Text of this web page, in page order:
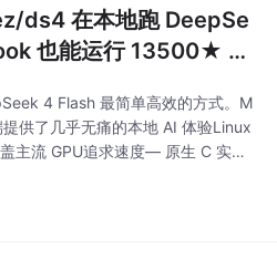
ds4 在本地跑 DeepSe
也能运行 13500★ 的
4 Flash 最简单高效的方式。M
供了几乎无痛的本地 AI 体验Linux
主流 GPU追求速度— 原生 C 实现
AI 工作空间，可以试试Odysseus